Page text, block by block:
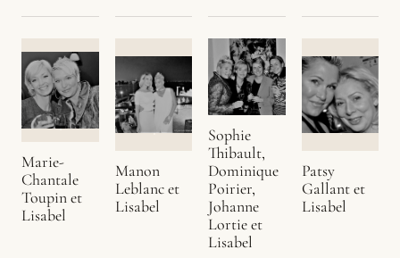
Marie-
Chantale
Toupin et
Lisabel
Manon
Leblanc et
Lisabel
Sophie
Thibault,
Dominique
Poirier,
Johanne
Lortie et
Lisabel
Patsy
Gallant et
Lisabel